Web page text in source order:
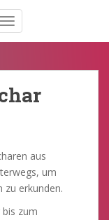
TOGGLE NAVIGATION
aus
um
zu erkunden.
zum